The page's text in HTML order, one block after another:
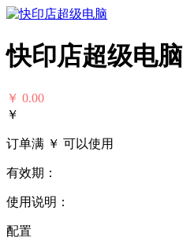
快印店超级电脑
￥ 0.00
￥
订单满 ￥ 可以使用
有效期：
使用说明：
配置